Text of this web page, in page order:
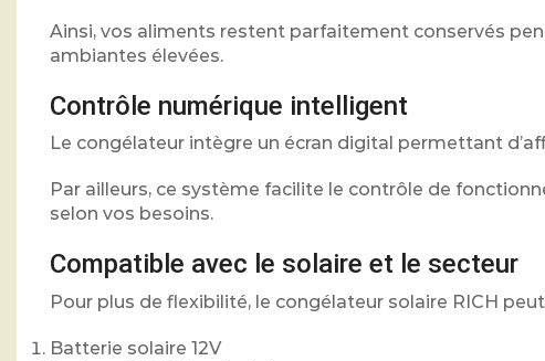
Ainsi, vos aliments restent parfaitement conservés
ambiantes élevées.
Contrôle numérique intelligent
Le congélateur intègre un écran digital permettant
Par ailleurs, ce système facilite le contrôle de
selon vos besoins.
Compatible avec le solaire et le secteur
Pour plus de flexibilité, le congélateur solaire RICH
Batterie solaire 12V